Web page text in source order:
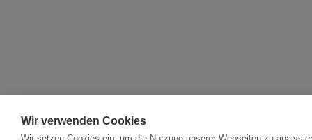
Wir verwenden Cookies